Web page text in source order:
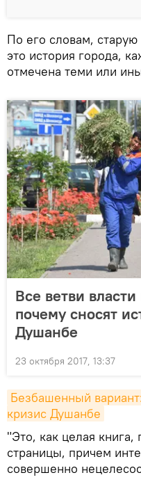
По его словам, старую
это история города,
отмечена теми или
Все ветви
почему сносят
Душанбе
23 октября 2017, 13:37
Безбашенный
кризис Душанбе
"Это, как целая
страницы, причем
совершенно